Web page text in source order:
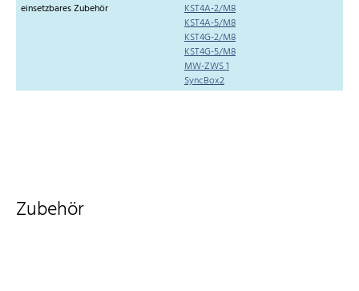
einsetzbares Zubehör
KST4A-2/M8
KST4A-5/M8
KST4G-2/M8
KST4G-5/M8
MW-ZWS 1
SyncBox2
Zubehör